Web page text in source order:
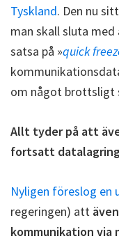
Tyskland. Den nu
man skall sluta
satsa på »quick
om något brottsligt
Allt tyder på att
fortsatt
Nyligen föreslog en
regeringen) att
kommunikation via